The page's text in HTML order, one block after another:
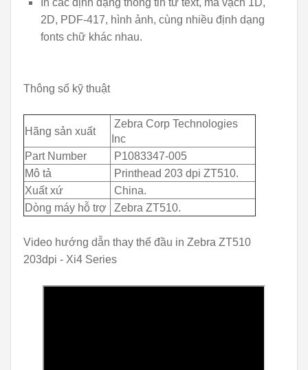
In các định dạng thông tin từ text, mã vạch 1D,
2D, PDF-417, hình ảnh, cùng nhiều định dạng
fonts chữ khác nhau.
Thông số kỹ thuật
Hãng sản xuất
Zebra Corp Technologies
Inc
Part Number
P1083347-005
Mô tả
Printhead 203 dpi ZT510.
Xuất xứ
China.
Dòng máy hỗ trợ
Zebra ZT510.
Video hướng dẫn thay thế đầu in Zebra ZT510
203dpi - Xi4 Series